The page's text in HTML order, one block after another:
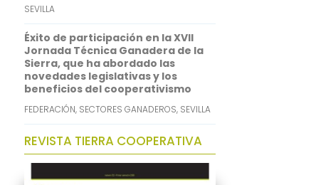
SEVILLA
Éxito de participación en la XVII
Jornada Técnica Ganadera de la
Sierra, que ha abordado las
novedades legislativas y los
beneficios del cooperativismo
FEDERACIÓN, SECTORES GANADEROS, SEVILLA
REVISTA TIERRA COOPERATIVA